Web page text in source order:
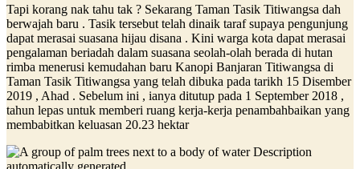
Tapi korang nak tahu tak ? Sekarang Taman Tasik Titiwangsa dah
berwajah baru . Tasik tersebut telah dinaik taraf supaya pengunjung
dapat merasai suasana hijau disana . Kini warga kota dapat merasai
pengalaman beriadah dalam suasana seolah-olah berada di hutan
rimba menerusi kemudahan baru Kanopi Banjaran Titiwangsa di
Taman Tasik Titiwangsa yang telah dibuka pada tarikh 15 Disember
2019 , Ahad . Sebelum ini , ianya ditutup pada 1 September 2018 ,
tahun lepas untuk memberi ruang kerja-kerja penambahbaikan yang
membabitkan keluasan 20.23 hektar